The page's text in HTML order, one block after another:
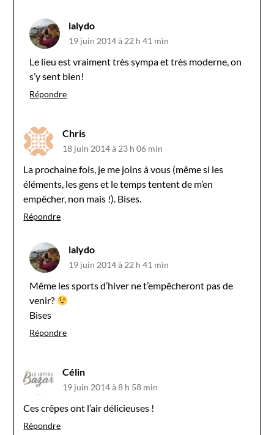
lalydo
19 juin 2014 à 22 h 41 min
Le lieu est vraiment très sympa et très moderne, on
s’y sent bien!
Répondre
Chris
18 juin 2014 à 23 h 06 min
La prochaine fois, je me joins à vous (même si les
éléments, les gens et le temps tentent de m’en
empêcher, non mais !). Bises.
Répondre
lalydo
19 juin 2014 à 22 h 41 min
Même les sports d’hiver ne t’empêcheront pas de
venir?
Bises
Répondre
Célin
19 juin 2014 à 8 h 58 min
Ces crêpes ont l’air délicieuses !
Répondre